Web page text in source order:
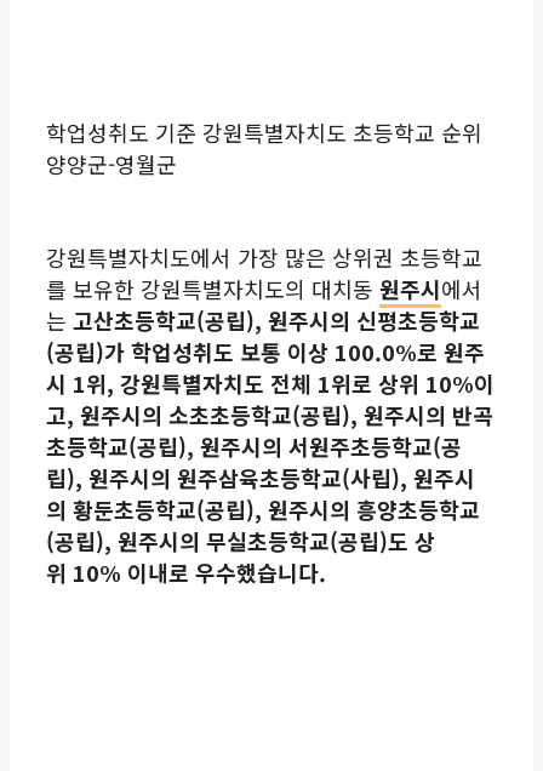
학업성취도 기준 강원특별자치도 초등학교 순위
양양군-영월군
강원특별자치도에서 가장 많은 상위권 초등학교
를 보유한 강원특별자치도의 대치동 원주시에서
는 고산초등학교(공립), 원주시의 신평초등학교
(공립)가 학업성취도 보통 이상 100.0%로 원주
시 1위, 강원특별자치도 전체 1위로 상위 10%이
고, 원주시의 소초초등학교(공립), 원주시의 반곡
초등학교(공립), 원주시의 서원주초등학교(공
립), 원주시의 원주삼육초등학교(사립), 원주시
의 황둔초등학교(공립), 원주시의 흥양초등학교
(공립), 원주시의 무실초등학교(공립)도 상
위 10% 이내로 우수했습니다.